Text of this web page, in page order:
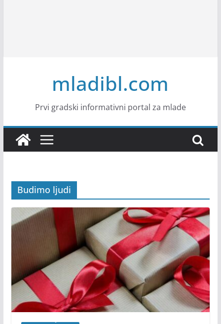
mladibl.com
Prvi gradski informativni portal za mlade
Budimo ljudi